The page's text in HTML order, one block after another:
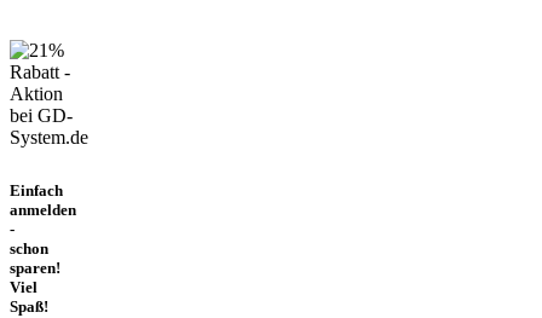
Einfach
anmelden
-
schon
sparen!
Viel
Spaß!